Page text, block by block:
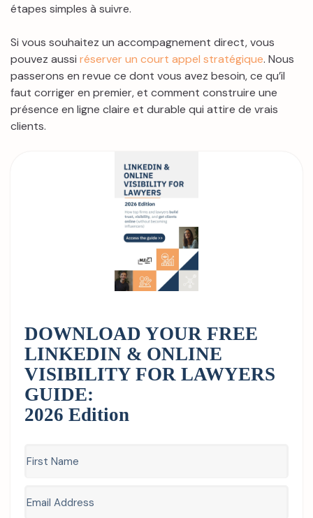
étapes simples à suivre.
Si vous souhaitez un accompagnement direct, vous
pouvez aussi réserver un court appel stratégique. Nous
passerons en revue ce dont vous avez besoin, ce qu’il
faut corriger en premier, et comment construire une
présence en ligne claire et durable qui attire de vrais
clients.
DOWNLOAD YOUR FREE
LINKEDIN & ONLINE
VISIBILITY FOR LAWYERS
GUIDE:
2026 Edition